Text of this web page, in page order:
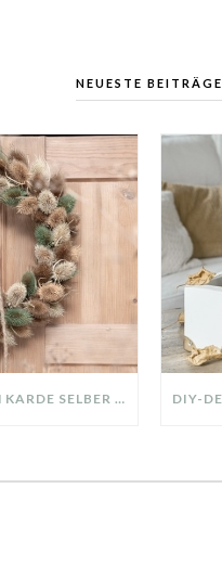
NEUESTE BEITRÄGE
KRANZ AUS WILDEN KARDE SELBER MACHEN: HERBSTDEKO GANZ EINFACH